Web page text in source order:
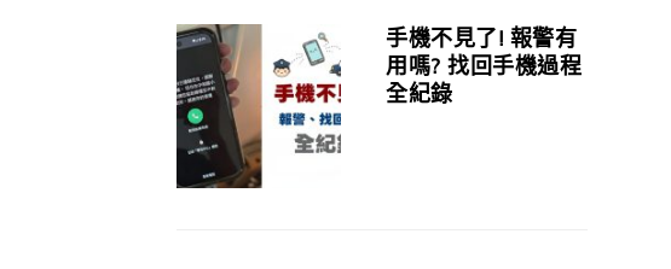
手機不見了! 報警有
用嗎? 找回手機過程
全紀錄